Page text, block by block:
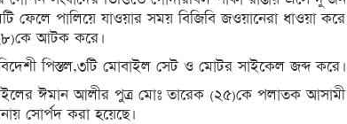
পালিয়ে যাওয়ার সময় বিজিবি জওয়ানেরা ধাওয়া করে
আটক করে।
পিস্তল,৩টি মোবাইল সেট ও মোটর সাইকেল জব্দ করে।
ডেইলের ঈমান আলীর পুত্র মোঃ তারেক (২৫)কে পলাতক আসামী
সোর্পদ করা হয়েছে।